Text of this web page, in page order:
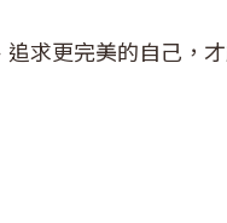
求更完美的自己，